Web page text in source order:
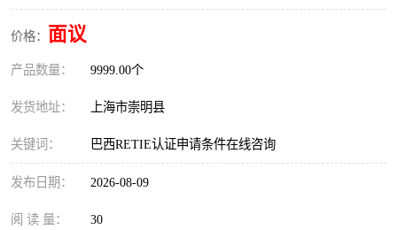
价格： 面议
产品数量： 9999.00个
发货地址： 上海市崇明县
关键词： 巴西RETIE认证申请条件在线咨询
发布日期： 2026-08-09
阅 读 量： 30